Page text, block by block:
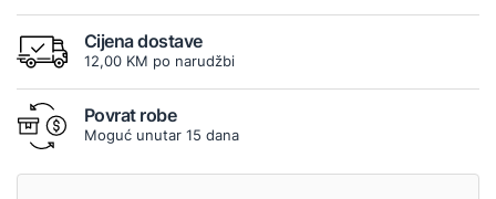
Cijena dostave
12,00 KM po narudžbi
Povrat robe
Moguć unutar 15 dana